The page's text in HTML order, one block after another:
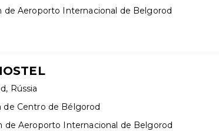
de Aeroporto Internacional de Belgorod
, Rússia
de Centro de Bélgorod
de Aeroporto Internacional de Belgorod